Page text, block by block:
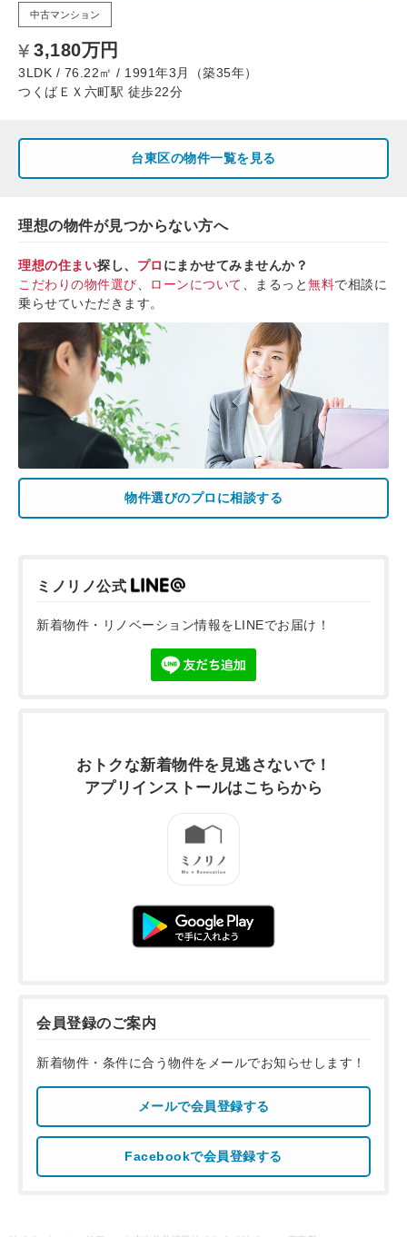
中古マンション
3,180万円
3LDK / 76.22㎡ / 1991年3月（築35年）
つくばＥＸ六町駅 徒歩22分
台東区の物件一覧を見る
理想の物件が見つからない方へ
理想の住まい探し、 プロ にまかせてみませんか？
こだわりの物件選び
ローンについて 、まるっと無料で相談に
乗らせていただきます。
物件選びのプロに相談する
ミノリノ公式
新着物件・リノベーション情報をLINEでお届け！
おトクな新着物件を 見逃さないで！
アプリインストールはこちらから
会員登録のご案内
新着物件・条件に合う物件をメールでお知らせします！
メールで会員登録する
Facebookで会員登録する